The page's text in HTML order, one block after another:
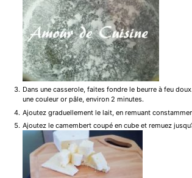
Dans une casserole, faites fondre le beurre à feu
une couleur or pâle, environ 2 minutes.
Ajoutez graduellement le lait, en remuant
Ajoutez le camembert coupé en cube et remuez